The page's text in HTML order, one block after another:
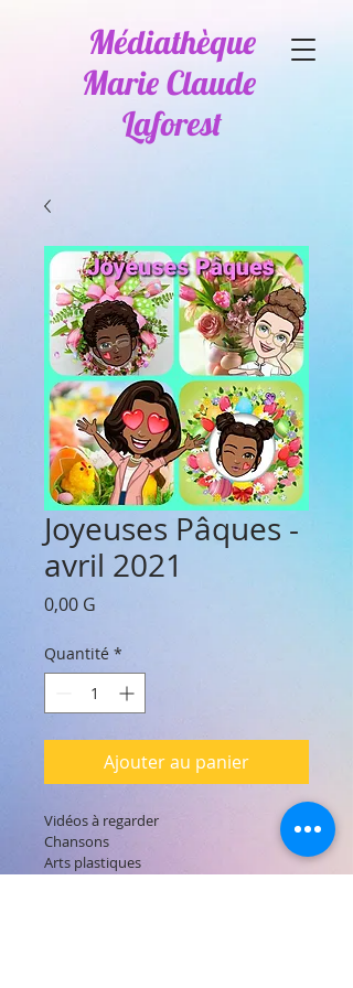
Médiathèque
Marie Claude
Laforest
Joyeuses Pâques -
avril 2021
0,00 G
Quantité *
Ajouter au panier
Vidéos à regarder
Chansons
Arts plastiques